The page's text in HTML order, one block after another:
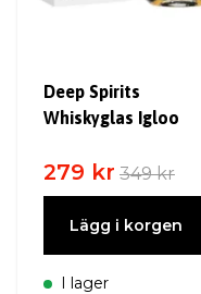
Deep Spirits
Whiskyglas Igloo
279 kr 349 kr
Lägg i korgen
I lager